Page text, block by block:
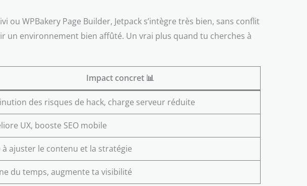
WPBakery Page Builder, Jetpack s’intègre très bien, sans conflit
un environnement bien affûté. Un vrai plus quand tu cherches à
Impact concret 📊
des risques de hack, charge serveur réduite
UX, booste SEO mobile
à ajuster le contenu et la stratégie
du temps, augmente ta visibilité